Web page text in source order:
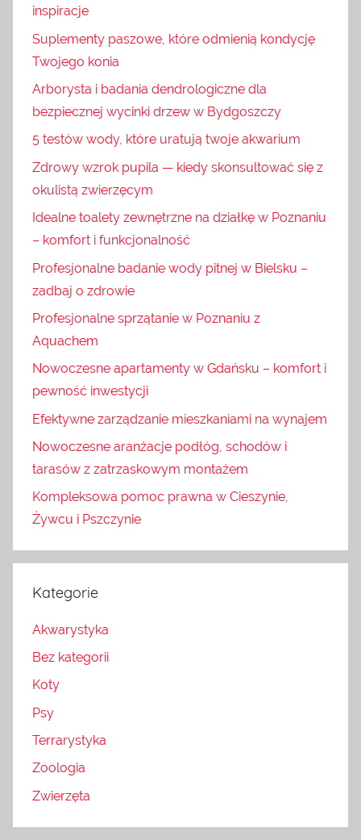
inspiracje
Suplementy paszowe, które odmienią kondycję
Twojego konia
Arborysta i badania dendrologiczne dla
bezpiecznej wycinki drzew w Bydgoszczy
5 testów wody, które uratują twoje akwarium
Zdrowy wzrok pupila — kiedy skonsultować się z
okulistą zwierzęcym
Idealne toalety zewnętrzne na działkę w Poznaniu
– komfort i funkcjonalność
Profesjonalne badanie wody pitnej w Bielsku –
zadbaj o zdrowie
Profesjonalne sprzątanie w Poznaniu z
Aquachem
Nowoczesne apartamenty w Gdańsku – komfort i
pewność inwestycji
Efektywne zarządzanie mieszkaniami na wynajem
Nowoczesne aranżacje podłóg, schodów i
tarasów z zatrzaskowym montażem
Kompleksowa pomoc prawna w Cieszynie,
Żywcu i Pszczynie
Kategorie
Akwarystyka
Bez kategorii
Koty
Psy
Terrarystyka
Zoologia
Zwierzęta